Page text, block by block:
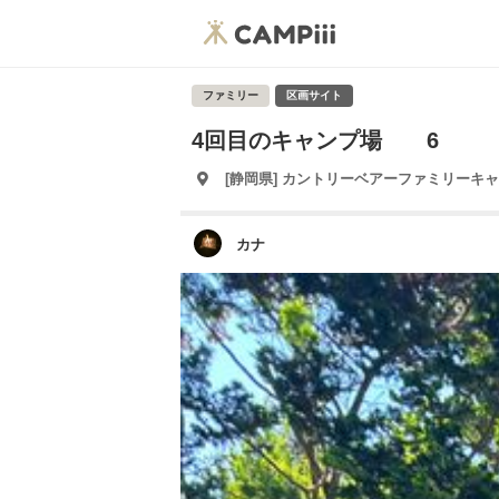
ファミリー 区画サイト
4回目のキャンプ場 6
[静岡県] カントリーベアーファミリーキ
カナ